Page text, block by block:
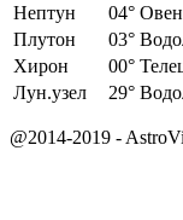
Нептун
04°
Плутон
03°
Хирон
00°
Лун.узел
29°
@2014-2019 -